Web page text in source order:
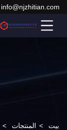
info@njzhitian.com
بيت > المنتجات >